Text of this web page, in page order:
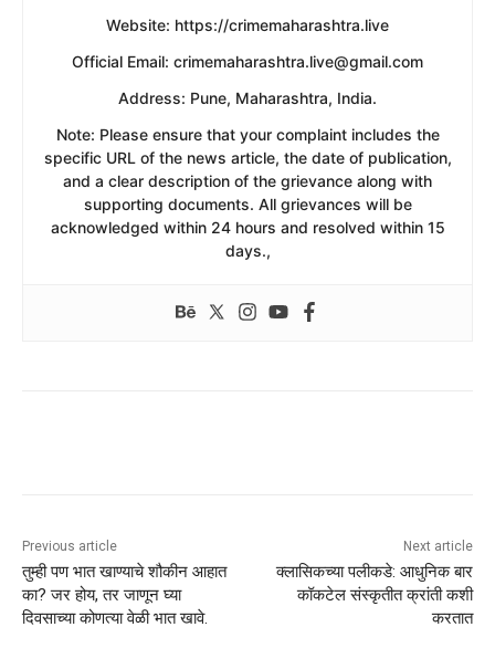
​Website: https://crimemaharashtra.live
​Official Email: crimemaharashtra.live@gmail.com
​Address: Pune, Maharashtra, India.
​Note: Please ensure that your complaint includes the
specific URL of the news article, the date of publication,
and a clear description of the grievance along with
supporting documents. All grievances will be
acknowledged within 24 hours and resolved within 15
days.,
Previous article
तुम्ही पण भात खाण्याचे शौकीन आहात
का? जर होय, तर जाणून घ्या
दिवसाच्या कोणत्या वेळी भात खावे.
Next article
क्लासिकच्या पलीकडे: आधुनिक बार
कॉकटेल संस्कृतीत क्रांती कशी
करतात